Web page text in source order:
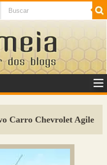
SaÃºde
Carro Chevrolet Agile